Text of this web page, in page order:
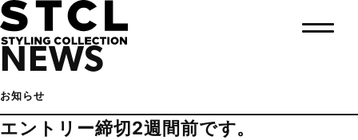
NEWS
お知らせ
エントリー締切2週間前です。